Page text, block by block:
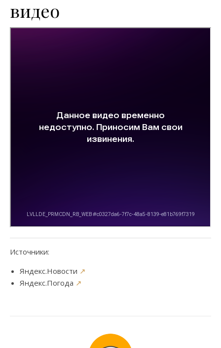
видео
Источники:
Яндекс.Новости ↗
Яндекс.Погода ↗